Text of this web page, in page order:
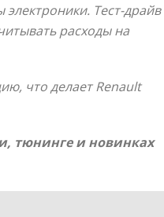
Тест-драйв
расходы на
что делает Renault
тюнинге и новинках